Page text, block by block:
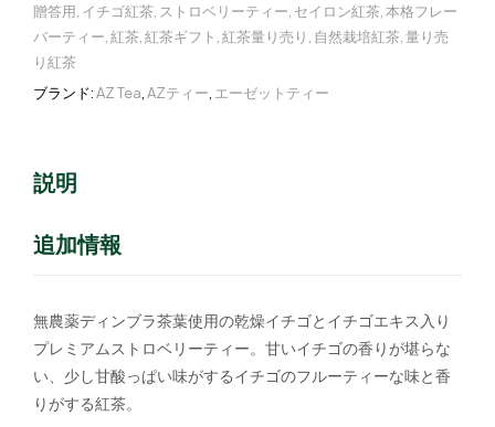
贈答用, イチゴ紅茶, ストロベリーティー, セイロン紅茶,本格フレー
バーティー,紅茶,紅茶ギフト ,紅茶量り売り , 自然栽培紅茶,量り売
り紅茶
ブランド:AZ Tea,AZティー, エーゼットティー
説明
追加情報
無農薬ディンブラ茶葉使用の乾燥イチゴとイチゴエキス入り
プレミアムストロベリーティー。甘いイチゴの香りが堪らな
い、少し甘酸っぱい味がするイチゴのフルーティーな味と香
りがする紅茶。